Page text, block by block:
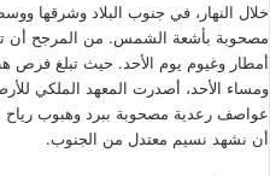
خلال النهار، في جنوب البلاد وشرقها
مصحوبة بأشعة الشمس. من المرجح أن
أمطار وغيوم يوم الأحد. حيث تبلغ فرص هطول
ومساء الأحد، أصدرت المعهد الملكي
عواصف رعدية مصحوبة ببرد وهبوب رياح
أن نشهد نسيم معتدل من الجنوب.